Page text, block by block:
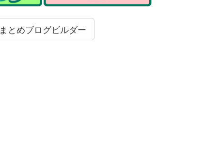
まとめブログビルダー